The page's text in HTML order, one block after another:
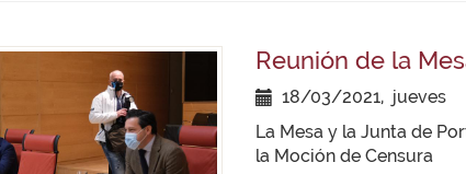
Reunión de la
18/03/2021, jueves
La Mesa y la Junta de
la Moción de Censura